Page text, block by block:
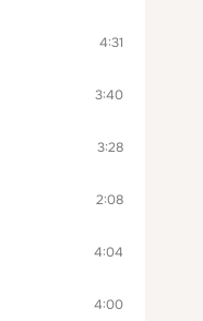
4:31
3:40
3:28
2:08
4:04
4:00